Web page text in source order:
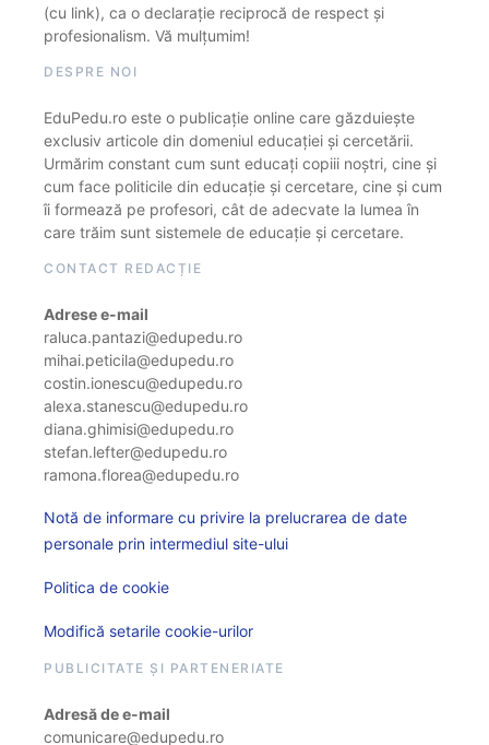
(cu link), ca o declarație reciprocă de respect și
profesionalism. Vă mulțumim!
DESPRE NOI
EduPedu.ro este o publicație online care găzduiește
exclusiv articole din domeniul educației și cercetării.
Urmărim constant cum sunt educați copiii noștri, cine și
cum face politicile din educație și cercetare, cine și cum
îi formează pe profesori, cât de adecvate la lumea în
care trăim sunt sistemele de educație și cercetare.
CONTACT REDACȚIE
Adrese e-mail
raluca.pantazi@edupedu.ro
mihai.peticila@edupedu.ro
costin.ionescu@edupedu.ro
alexa.stanescu@edupedu.ro
diana.ghimisi@edupedu.ro
stefan.lefter@edupedu.ro
ramona.florea@edupedu.ro
Notă de informare cu privire la prelucrarea de date
personale prin intermediul site-ului
Politica de cookie
Modifică setarile cookie-urilor
PUBLICITATE ȘI PARTENERIATE
Adresă de e-mail
comunicare@edupedu.ro